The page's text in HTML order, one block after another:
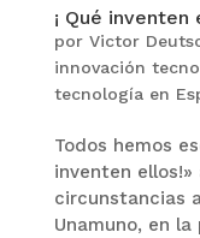
¡ Qué inventen
por Victor
innovación
tecnología en
Todos hemos
inventen
circunstancias
Unamuno, en